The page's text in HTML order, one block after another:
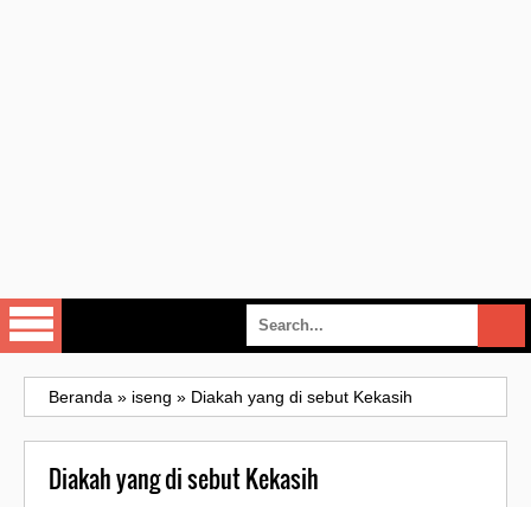
Beranda » iseng » Diakah yang di sebut Kekasih
Diakah yang di sebut Kekasih